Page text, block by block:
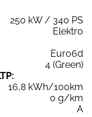
250 kW / 340 PS
Elektro
Euro6d
4 (Green)
16,8 kWh/100km
0 g/km
A